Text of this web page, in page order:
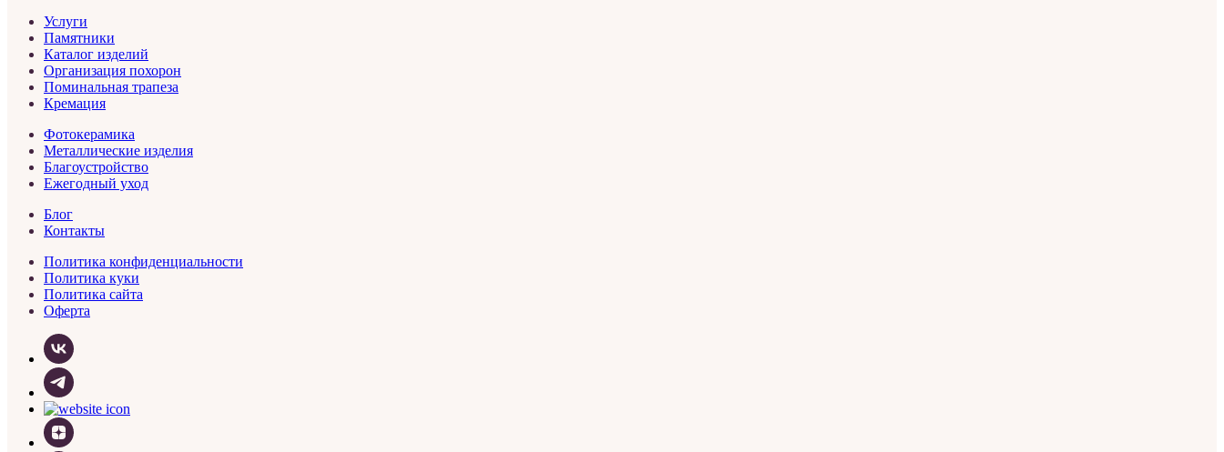
Услуги
Памятники
Каталог изделий
Организация похорон
Поминальная трапеза
Кремация
Фотокерамика
Металлические изделия
Благоустройство
Ежегодный уход
Блог
Контакты
Политика конфиденциальности
Политика куки
Политика сайта
Оферта